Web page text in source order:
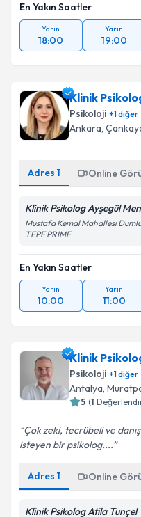
En Yakın Saatler
Yarın
18:00
Yarın
19:00
Klinik
Psikoloji +1diğer
Ankara,
Adres 1 Online
Klinik Psikolog Ayşegül
Mustafa Kemal Mahallesi
TEPE PRIME
En Yakın Saatler
Yarın
10:00
Yarın
11:00
Klinik
Psikoloji +1diğer
Antalya,
5 (1
Çok zeki, tecrübeli ve
isteyen bir psikolog....
Adres 1 Online
Klinik Psikolog Atila Tunçel